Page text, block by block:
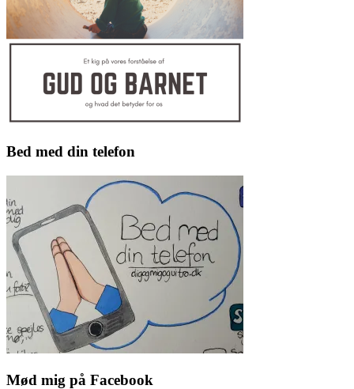
Bed med din telefon
Mød mig på Facebook